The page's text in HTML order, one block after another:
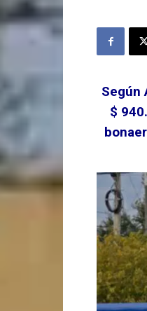
Según
$